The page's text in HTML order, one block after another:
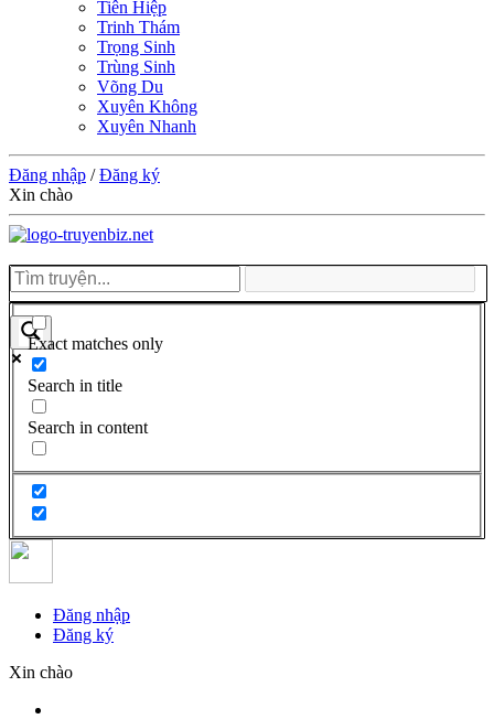
Tiên Hiệp
Trinh Thám
Trọng Sinh
Trùng Sinh
Võng Du
Xuyên Không
Xuyên Nhanh
Đăng nhập /Đăng ký
Xin chào
Exact matches only
Search in title
Search in content
Đăng nhập
Đăng ký
Xin chào